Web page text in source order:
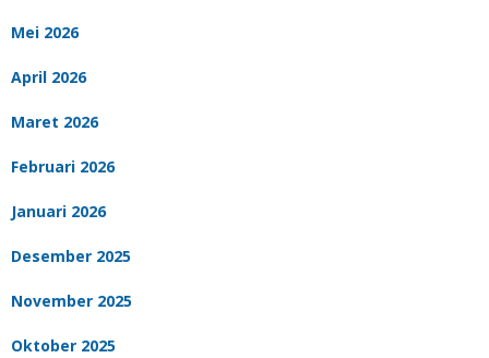
Mei 2026
April 2026
Maret 2026
Februari 2026
Januari 2026
Desember 2025
November 2025
Oktober 2025